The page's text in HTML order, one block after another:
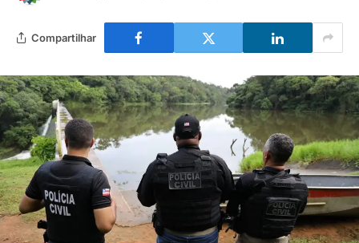
Compartilhar